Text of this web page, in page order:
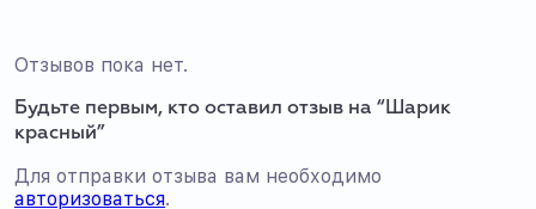
Отзывов пока нет.
Будьте первым, кто оставил отзыв на “Шарик
красный”
Для отправки отзыва вам необходимо
авторизоваться.